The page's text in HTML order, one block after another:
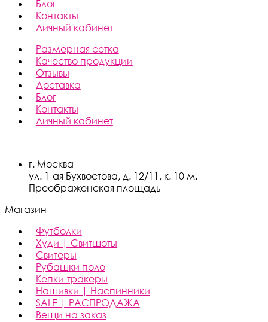
Блог
Контакты
Личный кабинет
Размерная сетка
Качество продукции
Отзывы
Доставка
Блог
Контакты
Личный кабинет
г. Москва
ул. 1-ая Бухвостова, д. 12/11, к. 10 м.
Преображенская площадь
Магазин
Футболки
Худи | Свитшоты
Свитеры
Рубашки поло
Кепки-тракеры
Нашивки | Наспинники
SALE | РАСПРОДАЖА
Вещи на заказ